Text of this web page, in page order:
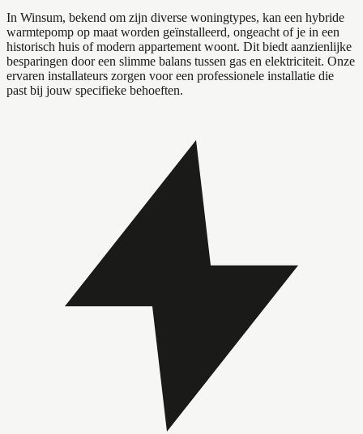
In Winsum, bekend om zijn diverse woningtypes, kan een hybride
warmtepomp op maat worden geïnstalleerd, ongeacht of je in een
historisch huis of modern appartement woont. Dit biedt aanzienlijke
besparingen door een slimme balans tussen gas en elektriciteit. Onze
ervaren installateurs zorgen voor een professionele installatie die
past bij jouw specifieke behoeften.